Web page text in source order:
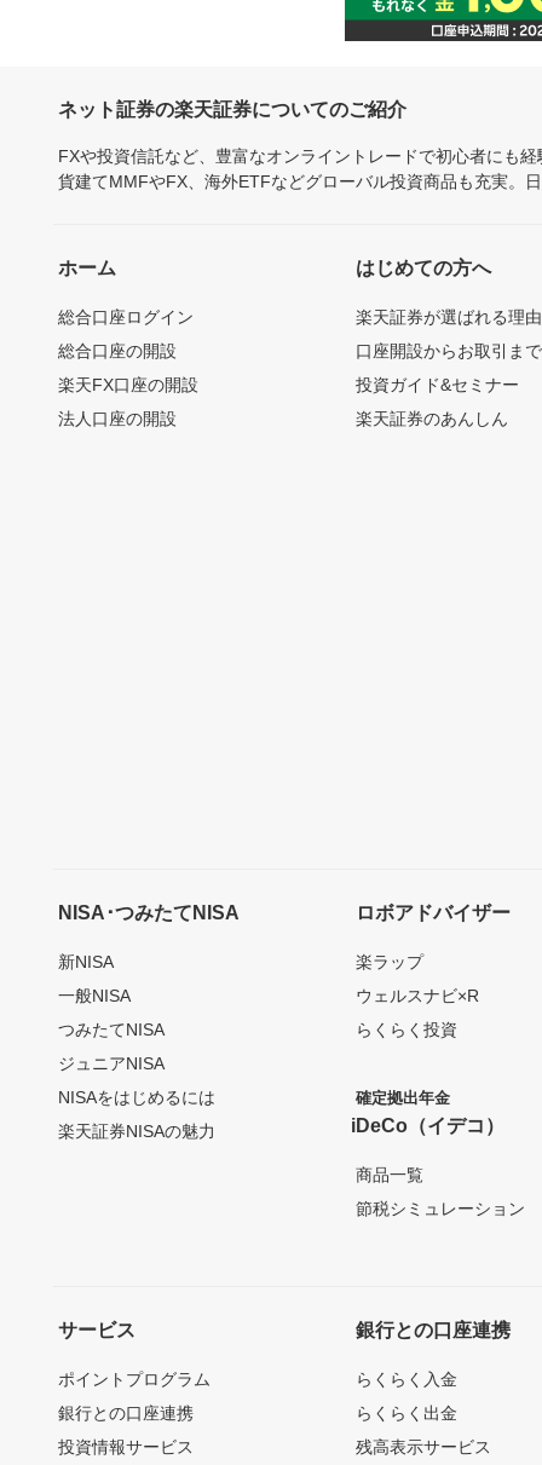
ネット証券の楽天証券についてのご紹介
FXや投資信託など、豊富なオンライントレードで初心者にも
貨建てMMFやFX、海外ETFなどグローバル投資商品も充実。
ホーム
総合口座ログイン
総合口座の開設
楽天FX口座の開設
法人口座の開設
はじめての方へ
楽天証券が選ばれる理由
口座開設からお取引ま
投資ガイド&セミナー
楽天証券のあんしん
NISA･つみたてNISA
新NISA
一般NISA
つみたてNISA
ジュニアNISA
NISAをはじめるには
楽天証券NISAの魅力
ロボアドバイザー
楽ラップ
ウェルスナビ×R
らくらく投資
確定拠出年金
iDeCo（イデコ）
商品一覧
節税シミュレーション
サービス
ポイントプログラム
銀行との口座連携
投資情報サービス
銀行との口座連携
らくらく入金
らくらく出金
残高表示サービス